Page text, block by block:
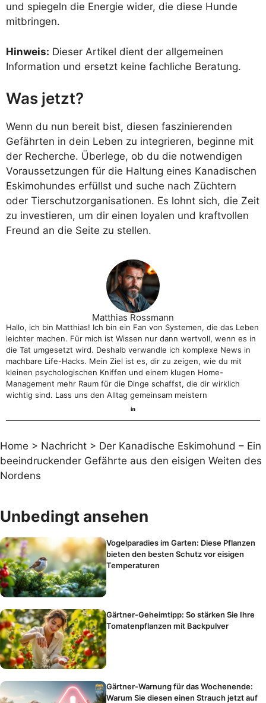
und spiegeln die Energie wider, die diese Hunde
mitbringen.
Hinweis: Dieser Artikel dient der allgemeinen
Information und ersetzt keine fachliche Beratung.
Was jetzt?
Wenn du nun bereit bist, diesen faszinierenden
Gefährten in dein Leben zu integrieren, beginne mit
der Recherche. Überlege, ob du die notwendigen
Voraussetzungen für die Haltung eines Kanadischen
Eskimohundes erfüllst und suche nach Züchtern
oder Tierschutzorganisationen. Es lohnt sich, die Zeit
zu investieren, um dir einen loyalen und kraftvollen
Freund an die Seite zu stellen.
Matthias Rossmann
Hallo, ich bin Matthias! Ich bin ein Fan von Systemen, die das Leben
leichter machen. Für mich ist Wissen nur dann wertvoll, wenn es in
die Tat umgesetzt wird. Deshalb verwandle ich komplexe News in
machbare Life-Hacks. Mein Ziel ist es, dir zu zeigen, wie du mit
kleinen psychologischen Kniffen und einem klugen Home-
Management mehr Raum für die Dinge schaffst, die dir wirklich
wichtig sind. Lass uns den Alltag gemeinsam meistern
Home > Nachricht > Der Kanadische Eskimohund – Ein
beeindruckender Gefährte aus den eisigen Weiten des
Nordens
Unbedingt ansehen
Vogelparadies im Garten: Diese Pflanzen
bieten den besten Schutz vor eisigen
Temperaturen
Gärtner-Geheimtipp: So stärken Sie Ihre
Tomatenpflanzen mit Backpulver
Gärtner-Warnung für das Wochenende:
Warum Sie diesen einen Strauch jetzt auf